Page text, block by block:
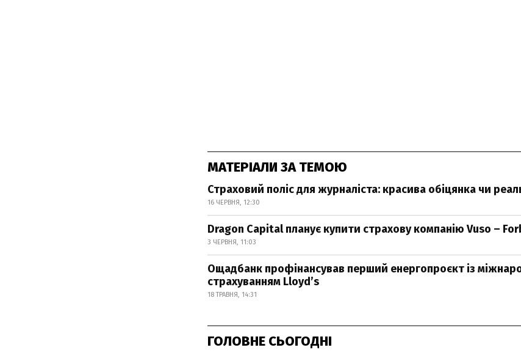
МАТЕРІАЛИ ЗА ТЕМОЮ
Страховий поліс для журналіста: красива обіцянка чи
16 ЧЕРВНЯ, 12:30
Dragon Capital планує купити страхову компанію Vuso –
3 ЧЕРВНЯ, 11:03
Ощадбанк профінансував перший енергопроєкт із
страхуванням Lloyd’s
18 ТРАВНЯ, 14:31
ГОЛОВНЕ СЬОГОДНІ